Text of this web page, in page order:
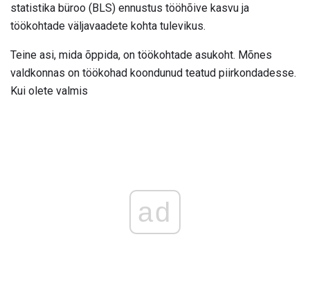
statistika büroo (BLS) ennustus tööhõive kasvu ja
töökohtade väljavaadete kohta tulevikus.
Teine asi, mida õppida, on töökohtade asukoht. Mõnes
valdkonnas on töökohad koondunud teatud piirkondadesse.
Kui olete valmis
ad